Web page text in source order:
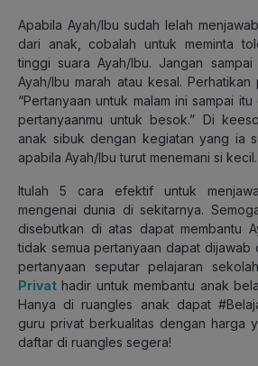
Apabila Ayah/Ibu sudah lelah
dari anak, cobalah untuk meminta
tinggi suara Ayah/Ibu. Jangan
Ayah/Ibu marah atau kesal. Perhatikan
“Pertanyaan untuk malam ini sampai
pertanyaanmu untuk besok.” Di
anak sibuk dengan kegiatan yang ia
apabila Ayah/Ibu turut menemani si kecil.
Itulah 5 cara efektif untuk
mengenai dunia di sekitarnya.
disebutkan di atas dapat membantu
tidak semua pertanyaan dapat dijawab
pertanyaan seputar pelajaran
Privat hadir untuk membantu anak
Hanya di ruangles anak dapat
guru privat berkualitas dengan harga
daftar di ruangles segera!